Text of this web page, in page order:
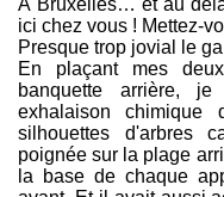
À Bruxelles… et au
ici chez vous ! Mettez-
Presque trop jovial le
En plaçant mes
banquette arrière,
exhalaison chimique
silhouettes d'arbres
poignée sur la plage
la base de chaque